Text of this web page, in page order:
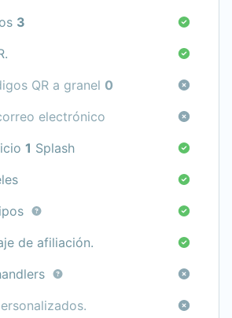
3
QR a granel 0
electrónico
1 Splash
de afiliación.